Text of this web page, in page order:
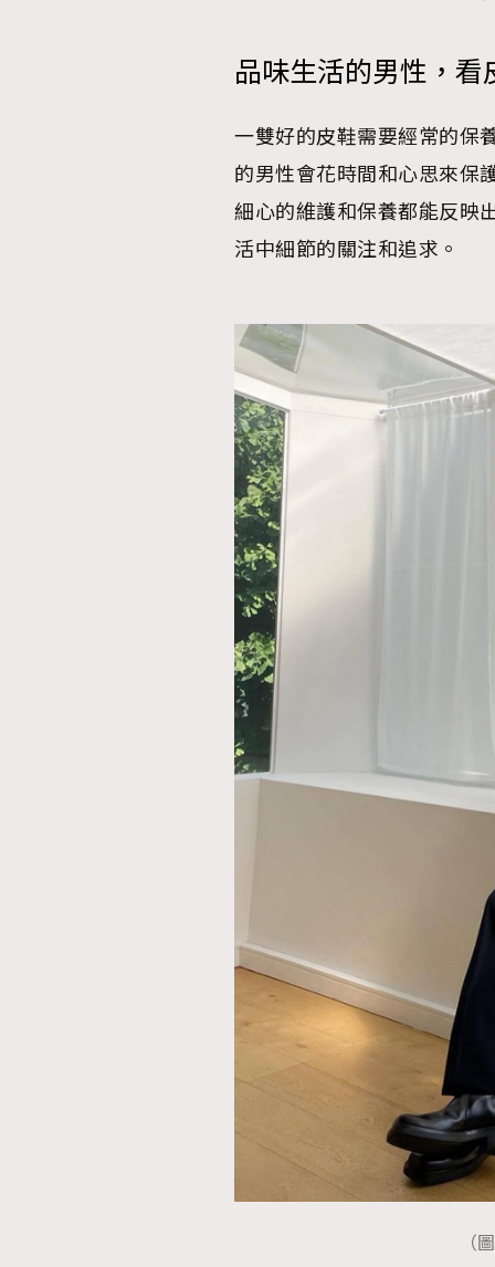
AFrenchMind
本人已詳閱並同意遵守本文列明條款及細則。 請
本人願意接收新傳媒集團的最新消息及其他宣
品味生活的男性，看
一雙好的皮鞋需要經常的保
的男性會花時間和心思來保
細心的維護和保養都能反映
活中細節的關注和追求。
（